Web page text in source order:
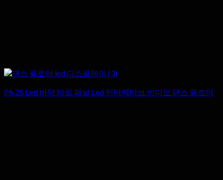
P6.25 Led 바닥 타일 패널 Led 인터랙티브 비디오 댄스 플로어